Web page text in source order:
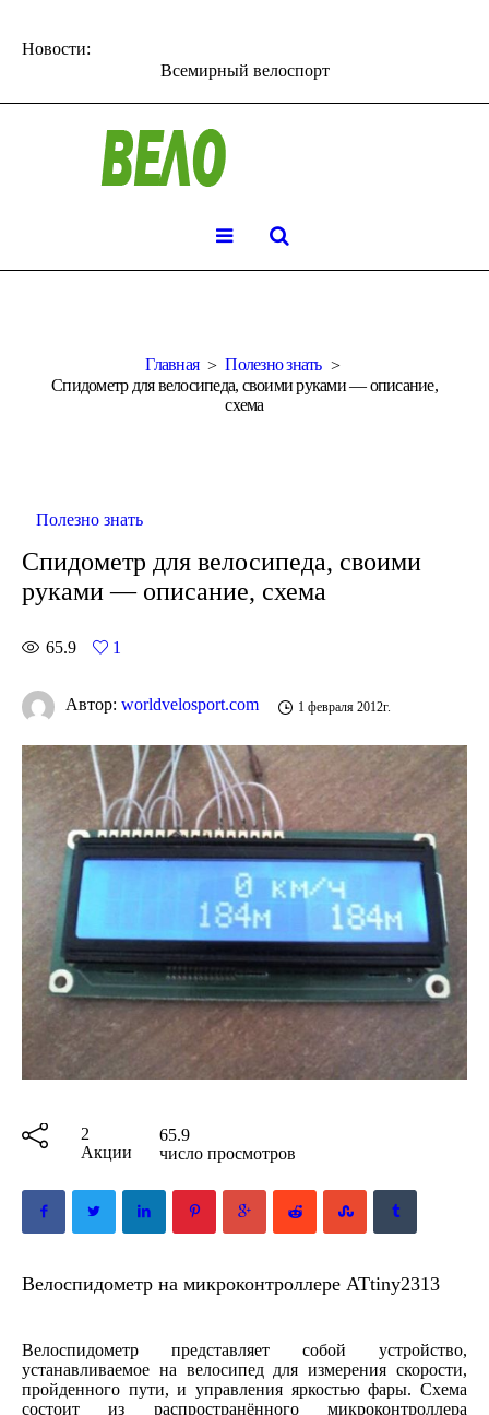
Новости:
Всемирный велоспорт
Главная
Полезно знать
Спидометр для велосипеда, своими руками — описание,
схема
Полезно знать
Спидометр для велосипеда, своими
руками — описание, схема
65.9 1
Автор: worldvelosport.com 1 февраля 2012г.
2
Акции
65.9
число просмотров
Велоспидометр на микроконтроллере ATtiny2313
Велоспидометр представляет собой устройство,
устанавливаемое на велосипед для измерения скорости,
пройденного пути, и управления яркостью фары. Схема
состоит из распространённого микроконтроллера